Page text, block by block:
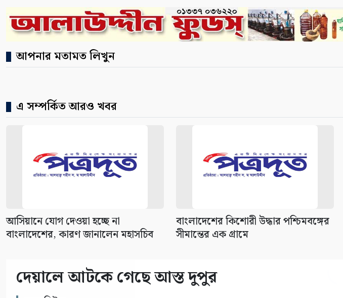
আপনার মতামত লিখুন
এ সম্পর্কিত আরও খবর
আসিয়ানে যোগ দেওয়া হচ্ছে না
বাংলাদেশের, কারণ জানালেন মহাসচিব
বাংলাদেশের কিশোরী উদ্ধার পশ্চিমবঙ্গের
সীমান্তের এক গ্রামে
দেয়ালে আটকে গেছে আস্ত দুপুর